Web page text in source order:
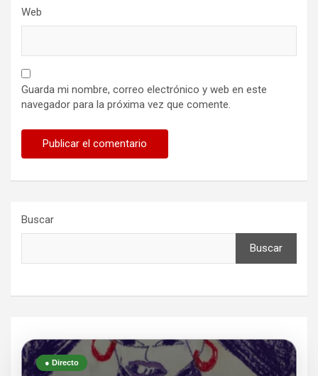
Web
Guarda mi nombre, correo electrónico y web en este
navegador para la próxima vez que comente.
Buscar
Buscar
● Directo